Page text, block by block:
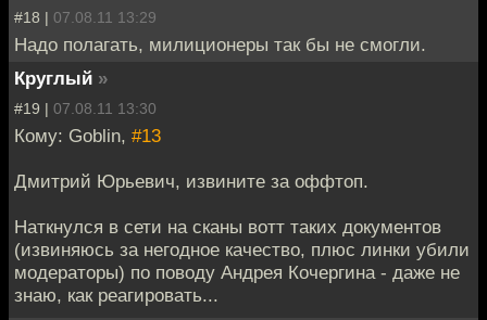
#18 | 07.08.11 13:29
Надо полагать, милиционеры так бы не смогли.
Круглый »
#19 | 07.08.11 13:30
Кому: Goblin, #13
Дмитрий Юрьевич, извините за оффтоп.
Наткнулся в сети на сканы вотт таких документов
(извиняюсь за негодное качество, плюс линки убили
модераторы) по поводу Андрея Кочергина - даже не
знаю, как реагировать...